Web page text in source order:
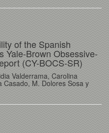
of the Spanish
Yale-Brown Obsessive-
(CY-BOCS-SR)
Valderrama, Carolina
Casado, M. Dolores Sosa y